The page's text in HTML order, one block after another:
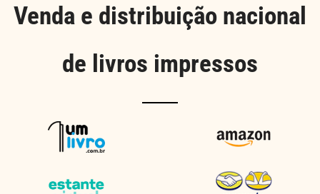
Venda e distribuição nacional
de livros impressos